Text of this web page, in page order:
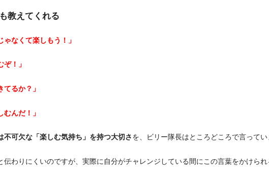
教えてくれる
ゃなくて楽しもう！」
ぞ！」
てるか？」
むんだ！」
不可欠な「楽しむ気持ち」を持つ大切さを、ビリー隊長はところどころで言ってい
伝わりにくいのですが、実際に自分がチャレンジしている間にこの言葉をかけられ